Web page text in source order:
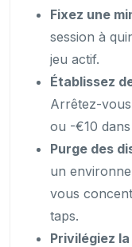
Fixez une
session à
jeu actif.
Établissez
Arrêtez-
ou -€10
Purge des
un
vous
taps.
Privilégiez